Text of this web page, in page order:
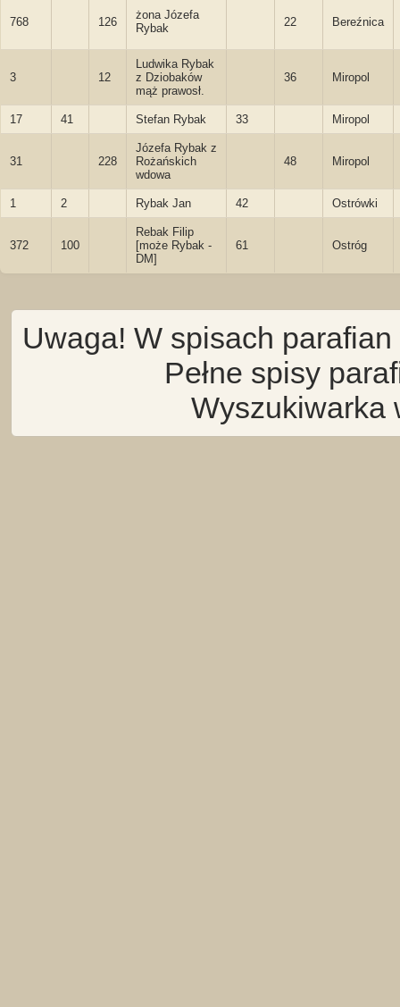
768 126
żona Józefa
Rybak
22 Bereźnica
3 12
Ludwika Rybak
z Dziobaków
mąż prawosł.
36 Miropol
17 41 Stefan Rybak 33 Miropol
31 228
Józefa Rybak z
Rożańskich
wdowa
48 Miropol
1 2 Rybak Jan 42 Ostrówki
372 100
Rebak Filip
[może Rybak -
DM]
61 Ostróg
Uwaga! W spisach
Pełne spisy
Wyszukiwarka